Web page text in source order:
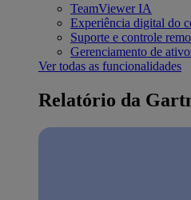
TeamViewer IA
Experiência digital do
Suporte e controle
Gerenciamento de
Ver todas as funcionalidades
Relatório da